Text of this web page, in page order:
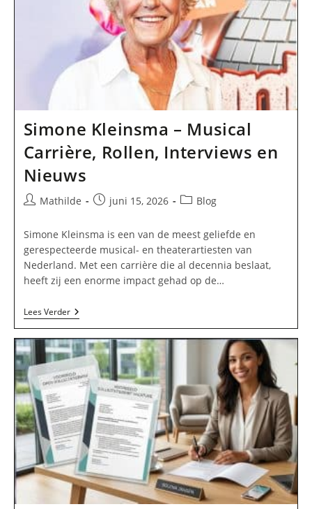
Hoger
Loon
Simone Kleinsma – Musical
Carrière, Rollen, Interviews en
Nieuws
BerichtMathilde
Bericht
op:
juni 15, 2026 Berichtcategorie:
Blog
Simone Kleinsma is een van de meest geliefde en
gerespecteerde musical- en theaterartiesten van
Nederland. Met een carrière die al decennia beslaat,
heeft zij een enorme impact gehad op de…
Lees VerderSimone
Kleinsma
Musical
Carrière,
Rollen,
Interviews
En
Nieuws